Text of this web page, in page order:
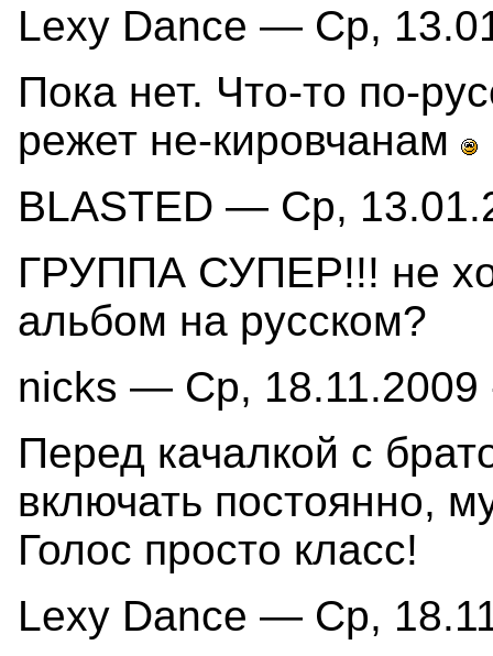
Lexy Dance — Ср,
Пока нет. Что-то по-
режет не-кировчанам
BLASTED — Ср,
ГРУППА СУПЕР!!! не
альбом на русском?
nicks — Ср, 18.11.2009
Перед качалкой с
включать постоянно,
Голос просто класс!
Lexy Dance — Ср,